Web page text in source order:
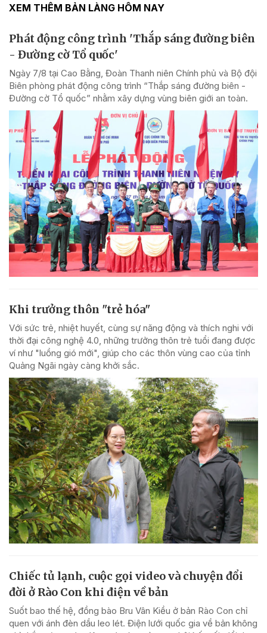
XEM THÊM BẢN LÀNG HÔM NAY
Phát động công trình 'Thắp sáng đường biên
- Đường cờ Tổ quốc'
Ngày 7/8 tại Cao Bằng, Đoàn Thanh niên Chính phủ và Bộ đội
Biên phòng phát động công trình “Thắp sáng đường biên -
Đường cờ Tổ quốc” nhằm xây dựng vùng biên giới an toàn.
Khi trưởng thôn "trẻ hóa"
Với sức trẻ, nhiệt huyết, cùng sự năng động và thích nghi với
thời đại công nghệ 4.0, những trưởng thôn trẻ tuổi đang được
ví như "luồng gió mới", giúp cho các thôn vùng cao của tỉnh
Quảng Ngãi ngày càng khởi sắc.
Chiếc tủ lạnh, cuộc gọi video và chuyện đổi
đời ở Rào Con khi điện về bản
Suốt bao thế hệ, đồng bào Bru Vân Kiều ở bản Rào Con chỉ
quen với ánh đèn dầu leo lét. Điện lưới quốc gia về bản không